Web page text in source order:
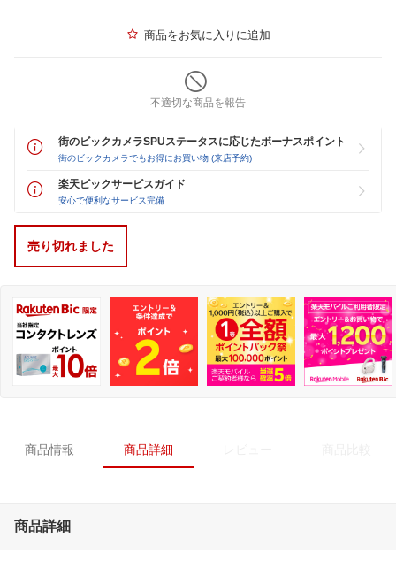
商品をお気に入りに追加
不適切な商品を報告
街のビックカメラSPUステータスに応じたボーナスポイント
街のビックカメラでもお得にお買い物 (来店予約)
楽天ビックサービスガイド
安心で便利なサービス完備
売り切れました
商品情報 商品詳細
商品詳細